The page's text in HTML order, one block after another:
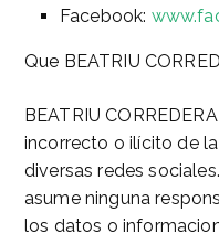
Facebook:
Que BEATRIU
BEATRIU
incorrecto o ilícito de
diversas redes
asume ninguna
los datos o